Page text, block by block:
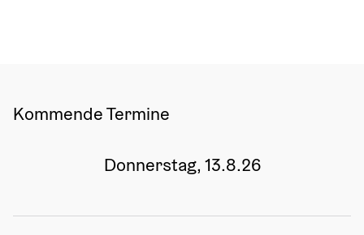
Kommende Termine
Donnerstag, 13.8.26